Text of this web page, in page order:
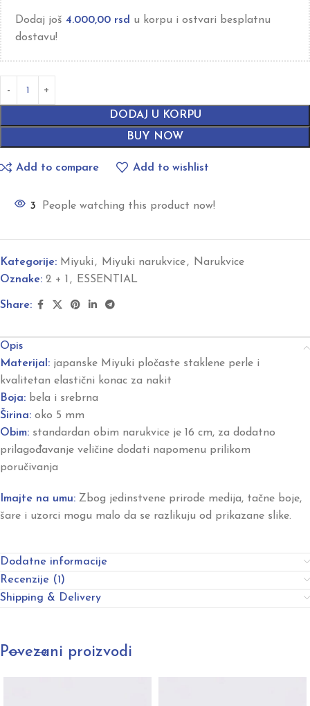
Dodaj još 4.000,00 rsd u korpu i ostvari besplatnu
dostavu!
DODAJ U KORPU
BUY NOW
Add to compare Add to wishlist
3 People watching this product now!
Kategorije: Miyuki, Miyuki narukvice, Narukvice
Oznake: 2 + 1 , ESSENTIAL
Share:
Opis
Materijal: japanske Miyuki pločaste staklene perle i
kvalitetan elastični konac za nakit
Boja: bela i srebrna
Širina: oko 5 mm
Obim: standardan obim narukvice je 16 cm, za dodatno
prilagođavanje veličine dodati napomenu prilikom
poručivanja
Imajte na umu: Zbog jedinstvene prirode medija, tačne boje,
šare i uzorci mogu malo da se razlikuju od prikazane slike.
Dodatne informacije
Recenzije (1)
Shipping & Delivery
Povezani proizvodi